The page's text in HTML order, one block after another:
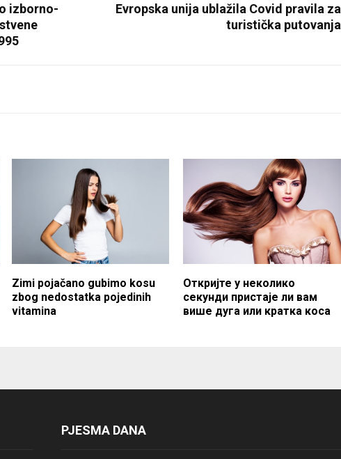
izborno-
Evropska unija ublažila Covid pravila za
turistička putovanja
Zimi pojačano gubimo kosu
zbog nedostatka pojedinih
vitamina
Откријте у неколико
секунди пристаје ли вам
више дуга или кратка коса
PJESMA DANA